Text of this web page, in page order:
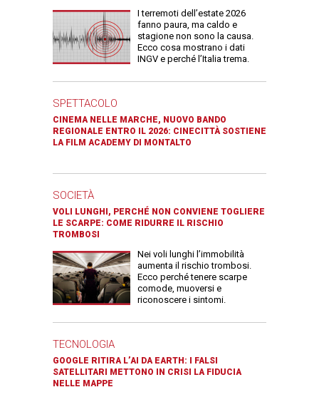
I terremoti dell’estate 2026
fanno paura, ma caldo e
stagione non sono la causa.
Ecco cosa mostrano i dati
INGV e perché l’Italia trema.
SPETTACOLO
CINEMA NELLE MARCHE, NUOVO BANDO
REGIONALE ENTRO IL 2026: CINECITTÀ SOSTIENE
LA FILM ACADEMY DI MONTALTO
SOCIETÀ
VOLI LUNGHI, PERCHÉ NON CONVIENE TOGLIERE
LE SCARPE: COME RIDURRE IL RISCHIO
TROMBOSI
Nei voli lunghi l’immobilità
aumenta il rischio trombosi.
Ecco perché tenere scarpe
comode, muoversi e
riconoscere i sintomi.
TECNOLOGIA
GOOGLE RITIRA L’AI DA EARTH: I FALSI
SATELLITARI METTONO IN CRISI LA FIDUCIA
NELLE MAPPE